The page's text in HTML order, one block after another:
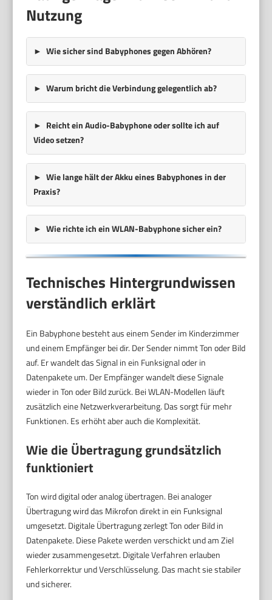
Nutzung
Wie sicher sind Babyphones gegen Abhören?
Warum bricht die Verbindung gelegentlich ab?
Reicht ein Audio-Babyphone oder sollte ich auf
Video setzen?
Wie lange hält der Akku eines Babyphones in der
Praxis?
Wie richte ich ein WLAN-Babyphone sicher ein?
Technisches Hintergrundwissen
verständlich erklärt
Ein Babyphone besteht aus einem Sender im Kinderzimmer
und einem Empfänger bei dir. Der Sender nimmt Ton oder Bild
auf. Er wandelt das Signal in ein Funksignal oder in
Datenpakete um. Der Empfänger wandelt diese Signale
wieder in Ton oder Bild zurück. Bei WLAN-Modellen läuft
zusätzlich eine Netzwerkverarbeitung. Das sorgt für mehr
Funktionen. Es erhöht aber auch die Komplexität.
Wie die Übertragung grundsätzlich
funktioniert
Ton wird digital oder analog übertragen. Bei analoger
Übertragung wird das Mikrofon direkt in ein Funksignal
umgesetzt. Digitale Übertragung zerlegt Ton oder Bild in
Datenpakete. Diese Pakete werden verschickt und am Ziel
wieder zusammengesetzt. Digitale Verfahren erlauben
Fehlerkorrektur und Verschlüsselung. Das macht sie stabiler
und sicherer.